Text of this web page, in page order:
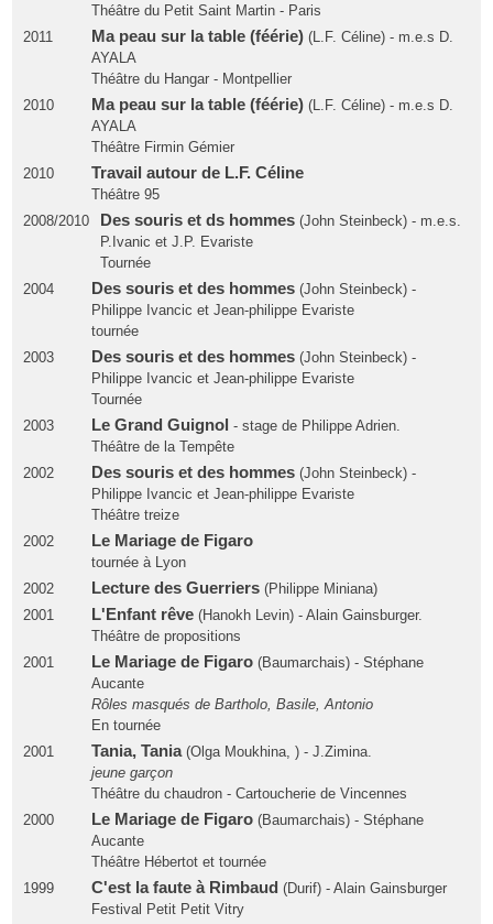
Théâtre du Petit Saint Martin - Paris
2011
Ma peau sur la table (féérie)(L.F. Céline) - m.e.s D.
AYALA
Théâtre du Hangar - Montpellier
2010
Ma peau sur la table (féérie)(L.F. Céline) - m.e.s D.
AYALA
Théâtre Firmin Gémier
2010
Travail autour de L.F. Céline
Théâtre 95
2008/2010
Des souris et ds hommes (John Steinbeck) - m.e.s.
P.Ivanic et J.P. Evariste
Tournée
2004
Des souris et des hommes (John Steinbeck) -
Philippe Ivancic et Jean-philippe Evariste
tournée
2003
Des souris et des hommes (John Steinbeck) -
Philippe Ivancic et Jean-philippe Evariste
Tournée
2003
Le Grand Guignol - stage de Philippe Adrien.
Théâtre de la Tempête
2002
Des souris et des hommes (John Steinbeck) -
Philippe Ivancic et Jean-philippe Evariste
Théâtre treize
2002
Le Mariage de Figaro
tournée à Lyon
2002
Lecture des Guerriers (Philippe Miniana)
2001
L'Enfant rêve (Hanokh Levin) - Alain Gainsburger.
Théâtre de propositions
2001
Le Mariage de Figaro (Baumarchais) - Stéphane
Aucante
Rôles masqués de Bartholo, Basile, Antonio
En tournée
2001
Tania, Tania (Olga Moukhina, ) - J.Zimina.
jeune garçon
Théâtre du chaudron - Cartoucherie de Vincennes
2000
Le Mariage de Figaro (Baumarchais) - Stéphane
Aucante
Théâtre Hébertot et tournée
1999
C'est la faute à Rimbaud (Durif) - Alain Gainsburger
Festival Petit Petit Vitry